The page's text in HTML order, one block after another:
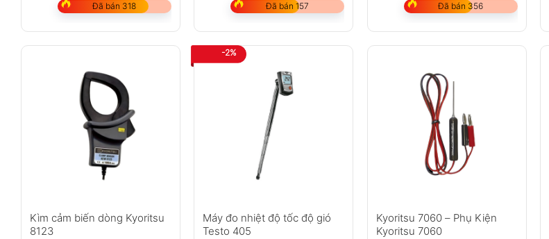
Đã bán 318 Đã bán 157 Đã bán 356
Kìm cảm biến dòng Kyoritsu
8123
-2%
Máy đo nhiệt độ tốc độ gió
Testo 405
Kyoritsu 7060 – Phụ Kiện
Kyoritsu 7060